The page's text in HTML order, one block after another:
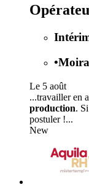
•
Le 5 août
...travailler en
production.
postuler !...
New